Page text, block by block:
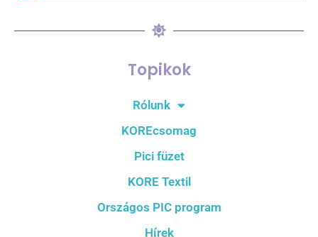
Topikok
Rólunk
KOREcsomag
Pici füzet
KORE Textil
Országos PIC program
Hírek